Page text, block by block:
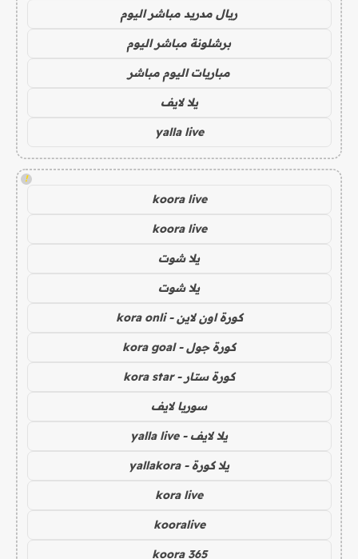
ريال مدريد مباشر اليوم
برشلونة مباشر اليوم
مباريات اليوم مباشر
يلا لايف
yalla live
!
koora live
koora live
يلا شوت
يلا شوت
كورة اون لاين - kora onli
كورة جول - kora goal
كورة ستار - kora star
سوريا لايف
يلا لايف - yalla live
يلا كورة - yallakora
kora live
kooralive
koora 365